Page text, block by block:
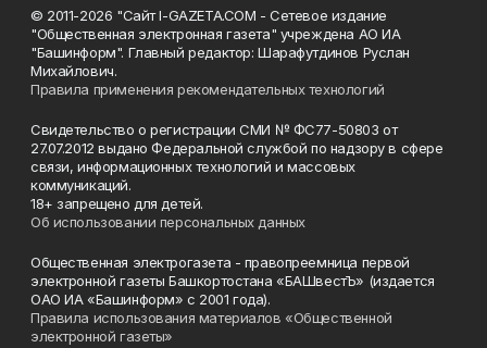
© 2011-2026 "Сайт I-GAZETA.COM - Сетевое издание
"Общественная электронная газета" учреждена АО ИА
"Башинформ". Главный редактор: Шарафутдинов Руслан
Михайлович.
Правила применения рекомендательных технологий
Свидетельство о регистрации СМИ № ФС77-50803 от
27.07.2012 выдано Федеральной службой по надзору в сфере
связи, информационных технологий и массовых
коммуникаций.
18+ запрещено для детей.
Об использовании персональных данных
Общественная электрогазета - правопреемница первой
электронной газеты Башкортостана «БАШвестЪ» (издается
ОАО ИА «Башинформ» с 2001 года).
Правила использования материалов «Общественной
электронной газеты»